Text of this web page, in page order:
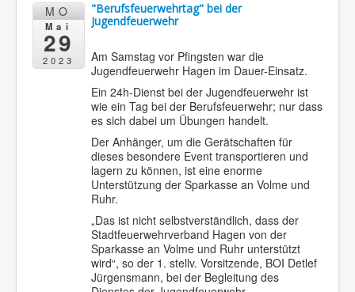
MO
Mai
29
2023
"Berufsfeuerwehrtag" bei der
Jugendfeuerwehr
Am Samstag vor Pfingsten war die
Jugendfeuerwehr Hagen im Dauer-Einsatz.
Ein 24h-Dienst bei der Jugendfeuerwehr ist
wie ein Tag bei der Berufsfeuerwehr; nur dass
es sich dabei um Übungen handelt.
Der Anhänger, um die Gerätschaften für
dieses besondere Event transportieren und
lagern zu können, ist eine enorme
Unterstützung der Sparkasse an Volme und
Ruhr.
„Das ist nicht selbstverständlich, dass der
Stadtfeuerwehrverband Hagen von der
Sparkasse an Volme und Ruhr unterstützt
wird“, so der 1. stellv. Vorsitzende, BOI Detlef
Jürgensmann, bei der Begleitung des